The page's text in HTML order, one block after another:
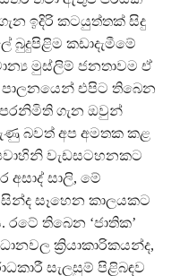
ඉදිරි කටයුත්තක් සිදු
කඩාදැමීමේ
මුස්ලිම් ජනතාවම ඒ
පාලනයෙන් එපිට තිබෙන
ගැන ඔවුන්
බවත් අප අමතක කළ
වැඩසටහනකට
සාලි, මේ
සෑහෙන කාලයකට
තිබෙන ‘ජාතික’
ක්‍රියාකාරිකයන්ද,
සැලසුම් පිළිබඳව